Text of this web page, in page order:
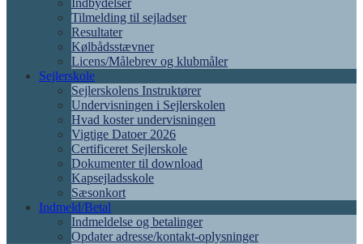
Indbydelser
Tilmelding til sejladser
Resultater
Kølbådsstævner
Licens/Målebrev og klubmåler
Sejlerskole
Sejlerskolens Instruktører
Undervisningen i Sejlerskolen
Hvad koster undervisningen
Vigtige Datoer 2026
Certificeret Sejlerskole
Dokumenter til download
Kapsejladsskole
Sæsonkort
Indmeld/Betal
Indmeldelse og betalinger
Opdater adresse/kontakt-oplysninger